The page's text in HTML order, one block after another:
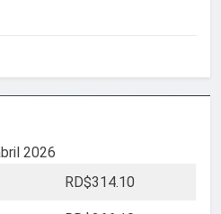
2026
RD$314.10